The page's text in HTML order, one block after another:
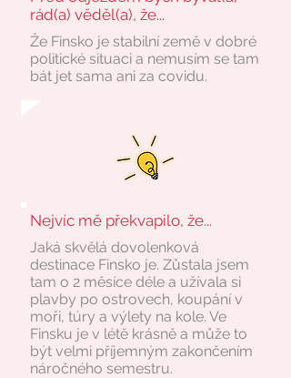
rád(a) věděl(a), že...
Že Finsko je stabilní země v dobré
politické situaci a nemusím se tam
bát jet sama ani za covidu.
Nejvíc mě překvapilo, že...
Jaká skvělá dovolenková
destinace Finsko je. Zůstala jsem
tam o 2 měsíce déle a užívala si
plavby po ostrovech, koupání v
moři, túry a výlety na kole. Ve
Finsku je v létě krásně a může to
být velmi příjemným zakončením
náročného semestru.